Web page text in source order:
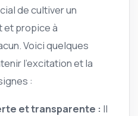
de cultiver un
et propice à
Voici quelques
l’excitation et la
:
et transparente : Il